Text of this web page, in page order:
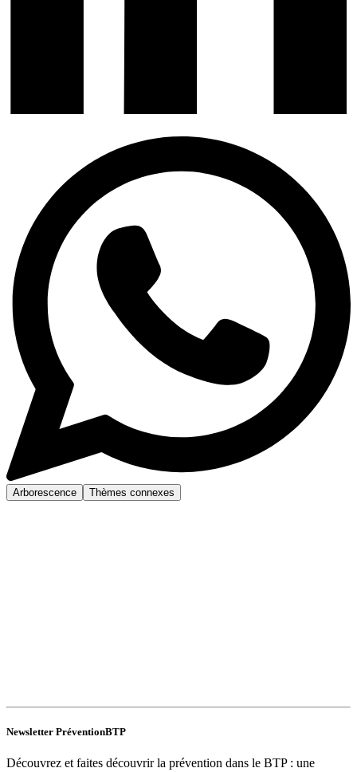
Arborescence Thèmes connexes
Newsletter PréventionBTP
Découvrez et faites découvrir la prévention dans le BTP : une